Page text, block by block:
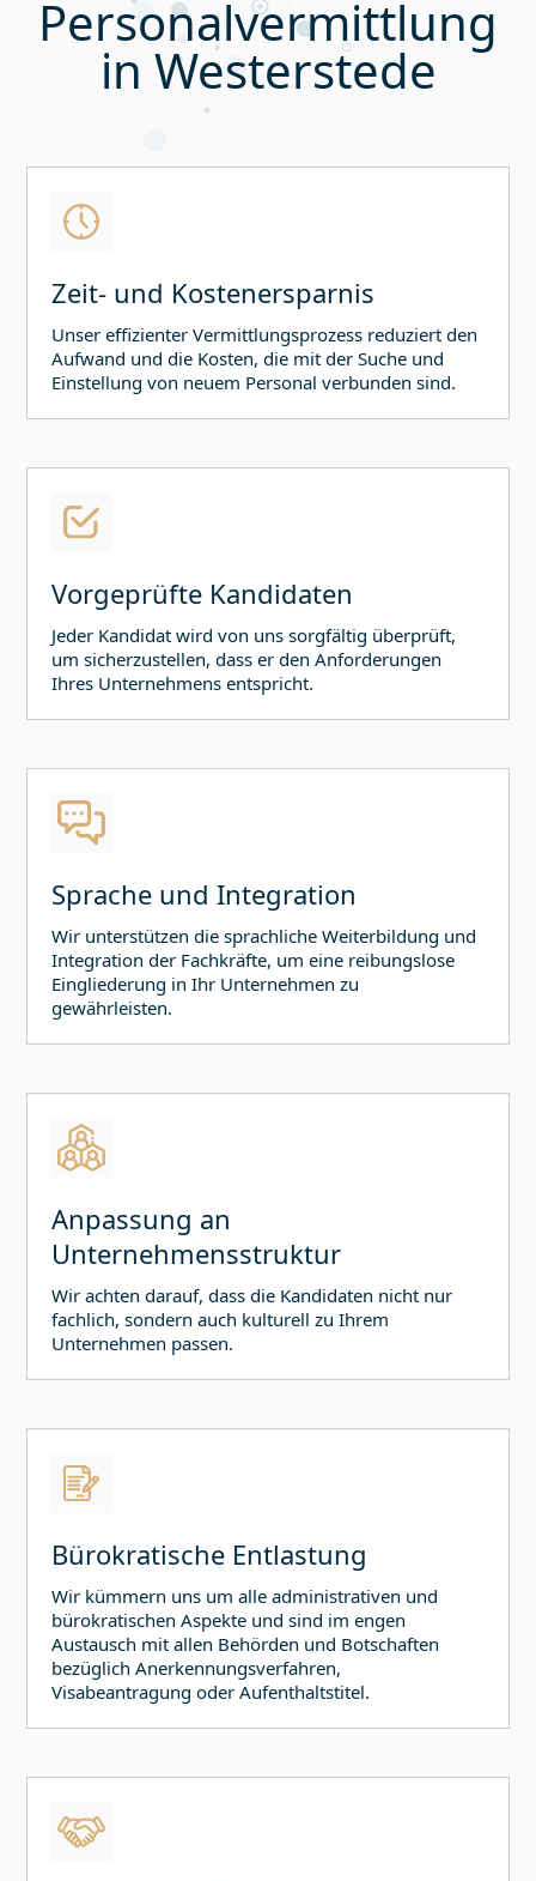
Personalvermittlung
in Westerstede
Zeit- und Kostenersparnis
Unser effizienter Vermittlungsprozess reduziert den
Aufwand und die Kosten, die mit der Suche und
Einstellung von neuem Personal verbunden sind.
Vorgeprüfte Kandidaten
Jeder Kandidat wird von uns sorgfältig überprüft,
um sicherzustellen, dass er den Anforderungen
Ihres Unternehmens entspricht.
Sprache und Integration
Wir unterstützen die sprachliche Weiterbildung und
Integration der Fachkräfte, um eine reibungslose
Eingliederung in Ihr Unternehmen zu
gewährleisten.
Anpassung an
Unternehmensstruktur
Wir achten darauf, dass die Kandidaten nicht nur
fachlich, sondern auch kulturell zu Ihrem
Unternehmen passen.
Bürokratische Entlastung
Wir kümmern uns um alle administrativen und
bürokratischen Aspekte und sind im engen
Austausch mit allen Behörden und Botschaften
bezüglich Anerkennungsverfahren,
Visabeantragung oder Aufenthaltstitel.